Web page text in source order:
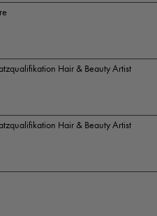
Hair & Beauty Artist
Hair & Beauty Artist